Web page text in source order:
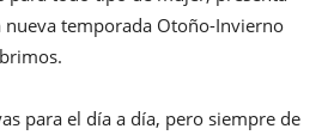
nueva temporada Otoño-Invierno
para el día a día, pero siempre de